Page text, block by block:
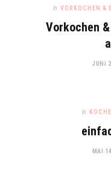
In VORKOCHEN &
Vorkochen
JUNI
In
MAI